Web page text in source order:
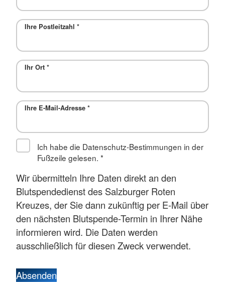
Ihre Postleitzahl *
Ihr Ort *
Ihre E-Mail-Adresse *
Ich habe die Datenschutz-Bestimmungen in der
Fußzeile gelesen. *
Wir übermitteln Ihre Daten direkt an den
Blutspendedienst des Salzburger Roten
Kreuzes, der Sie dann zukünftig per E-Mail über
den nächsten Blutspende-Termin in Ihrer Nähe
informieren wird. Die Daten werden
ausschließlich für diesen Zweck verwendet.
Absenden